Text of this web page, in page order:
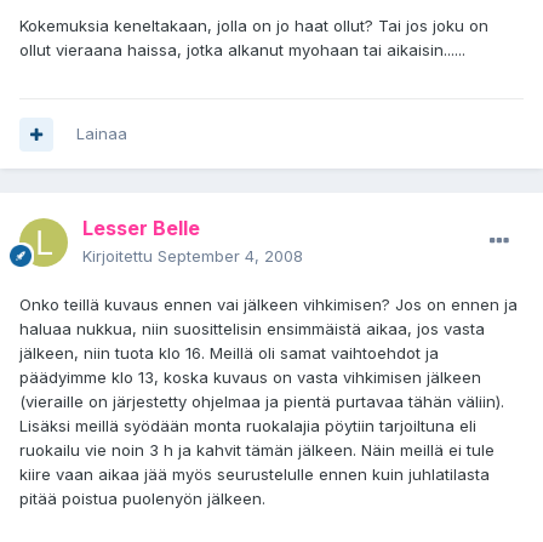
Kokemuksia keneltakaan, jolla on jo haat ollut? Tai jos joku on
ollut vieraana haissa, jotka alkanut myohaan tai aikaisin......
Lainaa
Lesser Belle
Kirjoitettu September 4, 2008
Onko teillä kuvaus ennen vai jälkeen vihkimisen? Jos on ennen ja
haluaa nukkua, niin suosittelisin ensimmäistä aikaa, jos vasta
jälkeen, niin tuota klo 16. Meillä oli samat vaihtoehdot ja
päädyimme klo 13, koska kuvaus on vasta vihkimisen jälkeen
(vieraille on järjestetty ohjelmaa ja pientä purtavaa tähän väliin).
Lisäksi meillä syödään monta ruokalajia pöytiin tarjoiltuna eli
ruokailu vie noin 3 h ja kahvit tämän jälkeen. Näin meillä ei tule
kiire vaan aikaa jää myös seurustelulle ennen kuin juhlatilasta
pitää poistua puolenyön jälkeen.